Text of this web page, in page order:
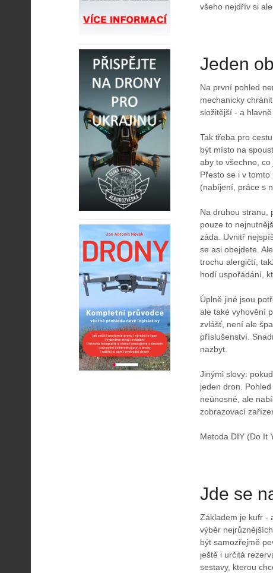
všeho nejdřív si
Jeden
Na první pohled
mechanicky
složitější - a
Tak třeba pro
být místo na
aby to všechno,
Přesto se i v
(nabíjení, práce s
Na druhou stranu,
pouze to
záda. Uvnitř
se asi obejdete.
trochu alergičtí,
hodí uspořádání,
Úplně jiné jsou
ale také vyhovění
zvlášť, není ale
příslušenství.
nazbyt.
Jinými slovy:
jeden dron.
neúnosné, ale
zobrazovací
Metoda DIY (Do It
Jde se
Základem je kufr -
výběr
být samozřejmě
ještě i určitá
sestavy, kterou